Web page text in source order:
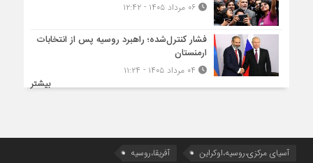
۰۶ مرداد ۱۴۰۵ - ۱۲:۴۲
فشار کنترل‌شده؛ راهبرد روسیه پس از انتخابات
ارمنستان
بیشتر
آسیای مرکزی،روسیه،اوکراین
آفریقا،روسیه